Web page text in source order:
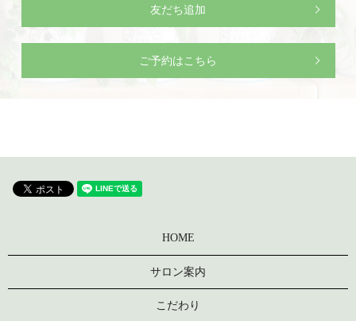
友だち追加
ご予約はこちら
HOME
サロン案内
こだわり